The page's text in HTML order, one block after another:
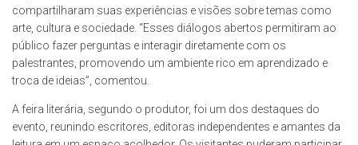
compartilharam suas experiências e visões sobre temas como
arte, cultura e sociedade. “Esses diálogos abertos permitiram ao
público fazer perguntas e interagir diretamente com os
palestrantes, promovendo um ambiente rico em aprendizado e
troca de ideias”, comentou.
A feira literária, segundo o produtor, foi um dos destaques do
evento, reunindo escritores, editoras independentes e amantes da